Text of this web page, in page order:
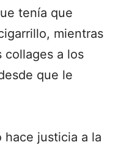
tenía que
mientras
collages a los
que le
hace justicia a la